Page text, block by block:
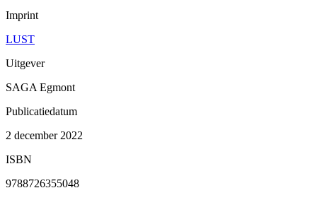
Imprint
LUST
Uitgever
SAGA Egmont
Publicatiedatum
2 december 2022
ISBN
9788726355048